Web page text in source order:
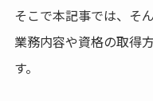
そこで本記事では、そ
業務内容や資格の取得
す。